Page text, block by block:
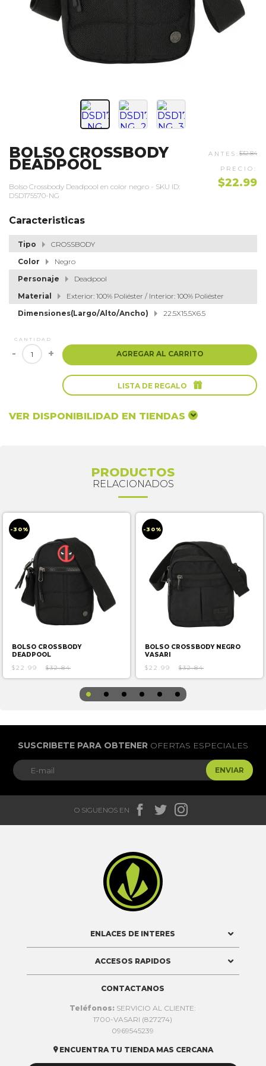
BOLSO CROSSBODY
DEADPOOL
$32.84
$22.99
Bolso Crossbody Deadpool en color negro - SKU ID:
DSD175570-NG
Caracteristicas
Tipo
CROSSBODY
Color
Negro
Personaje
Deadpool
Material
Exterior: 100% Poliéster / Interior: 100% Poliéster
Dimensiones(Largo/Alto/Ancho)
22.5X15.5X6.5
CANTIDAD
- + AGREGAR AL CARRITO
LISTA DE REGALO 
VER DISPONIBILIDAD EN TIENDAS
PRODUCTOS
RELACIONADOS
-30%
BOLSO CROSSBODY
DEADPOOL
$22.99
$32.84
-30%
BOLSO CROSSBODY NEGRO
VASARI
$22.99
$32.84
SUSCRIBETE PARA OBTENER OFERTAS ESPECIALES
ENVIAR
O SIGUENOS EN   

ENLACES DE INTERES
ACCESOS RAPIDOS
CONTACTANOS
Teléfonos: SERVICIO AL CLIENTE:
1700-VASARI (827274)
0969545239
 ENCUENTRA TU TIENDA MAS CERCANA